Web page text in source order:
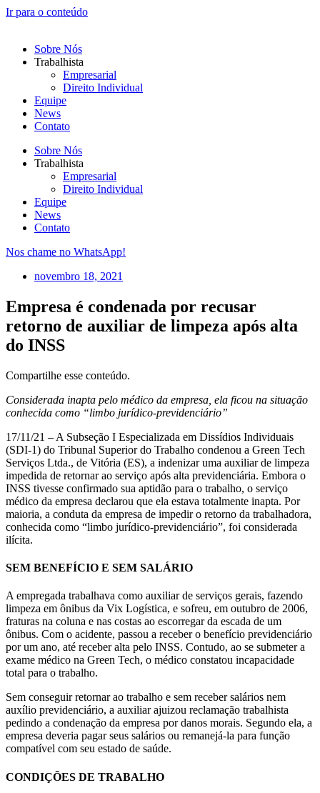
Ir para o conteúdo
Sobre Nós
Trabalhista
Empresarial
Direito Individual
Equipe
News
Contato
Sobre Nós
Trabalhista
Empresarial
Direito Individual
Equipe
News
Contato
Nos chame no WhatsApp!
novembro 18, 2021
Empresa é condenada por recusar
retorno de auxiliar de limpeza após alta
do INSS
Compartilhe esse conteúdo.
Considerada inapta pelo médico da empresa, ela ficou na situação
conhecida como “limbo jurídico-previdenciário”
17/11/21 – A Subseção I Especializada em Dissídios Individuais
(SDI-1) do Tribunal Superior do Trabalho condenou a Green Tech
Serviços Ltda., de Vitória (ES), a indenizar uma auxiliar de limpeza
impedida de retornar ao serviço após alta previdenciária. Embora o
INSS tivesse confirmado sua aptidão para o trabalho, o serviço
médico da empresa declarou que ela estava totalmente inapta. Por
maioria, a conduta da empresa de impedir o retorno da trabalhadora,
conhecida como “limbo jurídico-previdenciário”, foi considerada
ilícita.
SEM BENEFÍCIO E SEM SALÁRIO
A empregada trabalhava como auxiliar de serviços gerais, fazendo
limpeza em ônibus da Vix Logística, e sofreu, em outubro de 2006,
fraturas na coluna e nas costas ao escorregar da escada de um
ônibus. Com o acidente, passou a receber o benefício previdenciário
por um ano, até receber alta pelo INSS. Contudo, ao se submeter a
exame médico na Green Tech, o médico constatou incapacidade
total para o trabalho.
Sem conseguir retornar ao trabalho e sem receber salários nem
auxílio previdenciário, a auxiliar ajuizou reclamação trabalhista
pedindo a condenação da empresa por danos morais. Segundo ela, a
empresa deveria pagar seus salários ou remanejá-la para função
compatível com seu estado de saúde.
CONDIÇÕES DE TRABALHO